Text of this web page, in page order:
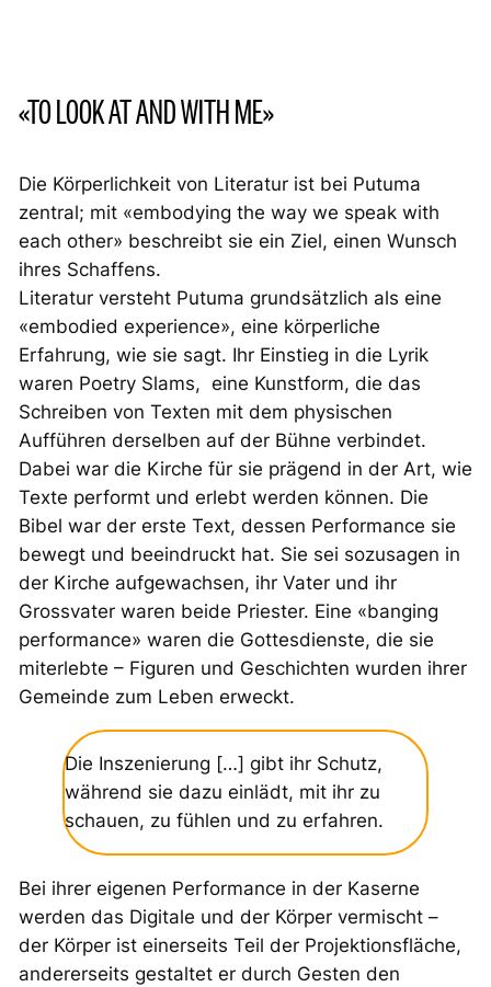
«TO LOOK AT AND WITH ME»
Die Körperlichkeit von Literatur ist bei Putuma
zentral; mit «embodying the way we speak with
each other» beschreibt sie ein Ziel, einen Wunsch
ihres Schaffens.
Literatur versteht Putuma grundsätzlich als eine
«embodied experience», eine körperliche
Erfahrung, wie sie sagt. Ihr Einstieg in die Lyrik
waren Poetry Slams, eine Kunstform, die das
Schreiben von Texten mit dem physischen
Aufführen derselben auf der Bühne verbindet.
Dabei war die Kirche für sie prägend in der Art, wie
Texte performt und erlebt werden können. Die
Bibel war der erste Text, dessen Performance sie
bewegt und beeindruckt hat. Sie sei sozusagen in
der Kirche aufgewachsen, ihr Vater und ihr
Grossvater waren beide Priester. Eine «banging
performance» waren die Gottesdienste, die sie
miterlebte – Figuren und Geschichten wurden ihrer
Gemeinde zum Leben erweckt.
Die Inszenierung […] gibt ihr Schutz,
während sie dazu einlädt, mit ihr zu
schauen, zu fühlen und zu erfahren.
Bei ihrer eigenen Performance in der Kaserne
werden das Digitale und der Körper vermischt –
der Körper ist einerseits Teil der Projektionsfläche,
andererseits gestaltet er durch Gesten den